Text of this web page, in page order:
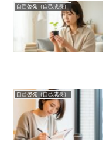
自己啓発（自己成長）
自己啓発（自己成長）